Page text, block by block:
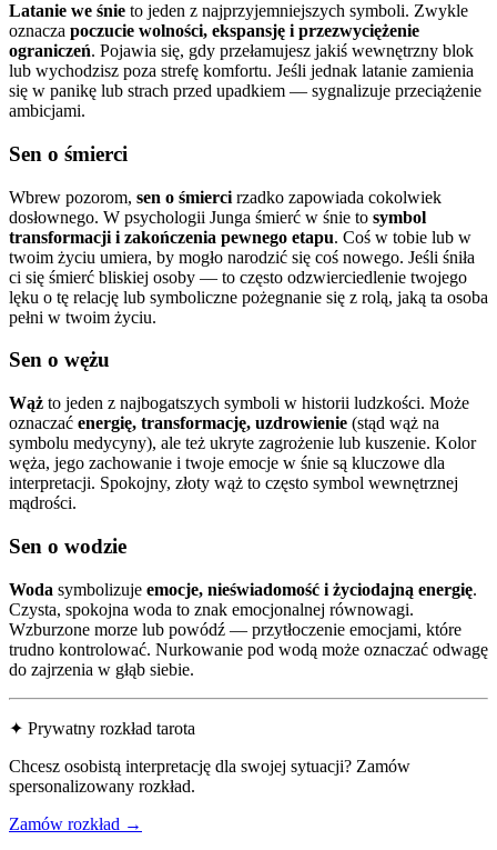
Latanie we śnie to jeden z najprzyjemniejszych symboli. Zwykle
oznacza poczucie wolności, ekspansję i przezwyciężenie
ograniczeń. Pojawia się, gdy przełamujesz jakiś wewnętrzny blok
lub wychodzisz poza strefę komfortu. Jeśli jednak latanie zamienia
się w panikę lub strach przed upadkiem — sygnalizuje przeciążenie
ambicjami.
Sen o śmierci
Wbrew pozorom, sen o śmierci rzadko zapowiada cokolwiek
dosłownego. W psychologii Junga śmierć w śnie to symbol
transformacji i zakończenia pewnego etapu. Coś w tobie lub w
twoim życiu umiera, by mogło narodzić się coś nowego. Jeśli śniła
ci się śmierć bliskiej osoby — to często odzwierciedlenie twojego
lęku o tę relację lub symboliczne pożegnanie się z rolą, jaką ta osoba
pełni w twoim życiu.
Sen o wężu
Wąż to jeden z najbogatszych symboli w historii ludzkości. Może
oznaczać energię, transformację, uzdrowienie (stąd wąż na
symbolu medycyny), ale też ukryte zagrożenie lub kuszenie. Kolor
węża, jego zachowanie i twoje emocje w śnie są kluczowe dla
interpretacji. Spokojny, złoty wąż to często symbol wewnętrznej
mądrości.
Sen o wodzie
Woda symbolizuje emocje, nieświadomość i życiodajną energię.
Czysta, spokojna woda to znak emocjonalnej równowagi.
Wzburzone morze lub powódź — przytłoczenie emocjami, które
trudno kontrolować. Nurkowanie pod wodą może oznaczać odwagę
do zajrzenia w głąb siebie.
✦ Prywatny rozkład tarota
Chcesz osobistą interpretację dla swojej sytuacji? Zamów
spersonalizowany rozkład.
Zamów rozkład →